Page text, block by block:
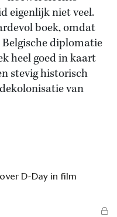
eigenlijk niet veel.
boek, omdat
diplomatie
heel goed in kaart
stevig historisch
van
D-Day in film